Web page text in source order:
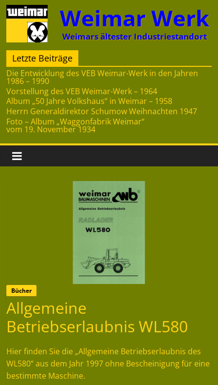
Zum
Inhalt
springen
Weimar Werk
Weimars ältester Industriestandort
Letzte Beiträge
Die Entwicklung des VEB Weimar-Werk in den Jahren
1986 – 1990
Vorstellung des VEB Weimar-Werk – 1964
Album „50 Jahre Volkshaus“ in Weimar – 1958
Herrn Generaldirektor Schumow Weihnachten 1947
Foto – Album „Waggonfabrik Weimar“
vom 19. November 1934
Bücher
Allgemeine
Betriebserlaubnis WL580
Hier finden Sie die „Allgemeine Betriebserlaubnis des
WL580“ aus dem Jahr 1997 ohne Bescheinigung für eine
bestimmte Maschine.